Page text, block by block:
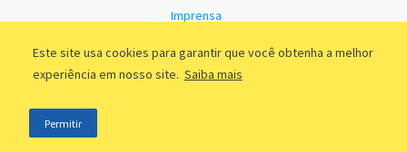
Este site usa cookies para garantir que você obtenha a melhor
experiência em nosso site. Saiba mais
Permitir
Imprensa
Política de Privacidade
©2011 - 2026, GetNinjas LTDA. CNPJ 55.744.877/0001-89 - Rua Dr.
Fernandes Coelho, 85 - 3º andar - São Paulo/SP - Brasil